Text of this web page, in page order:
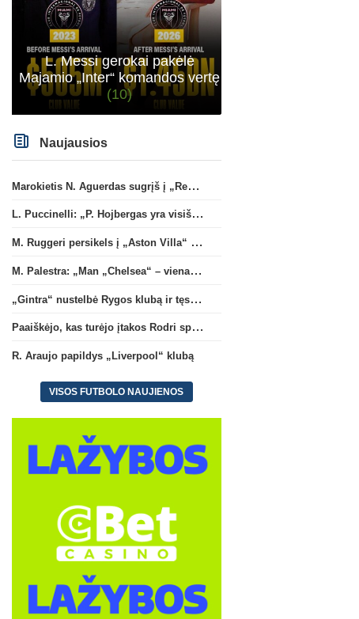
L. Messi gerokai pakėlė
Majamio „Inter“ komandos vertę
(10)
Naujausios
Marokietis N. Aguerdas sugrįš į „Real Sociedad“ klubą
L. Puccinelli: „P. Hojbergas yra visiškai susitelkęs darbui Marselyje“
M. Ruggeri persikels į „Aston Villa“ ekipą
M. Palestra: „Man „Chelsea“ – vienas didžiausių klubų futbole“
„Gintra“ nustelbė Rygos klubą ir tęs kovas UEFA Europos taurės atrankoje
Paaiškėjo, kas turėjo įtakos Rodri sprendimui pasirinkti Barselonos pusę
R. Araujo papildys „Liverpool“ klubą
VISOS FUTBOLO NAUJIENOS